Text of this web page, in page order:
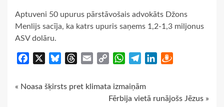
Aptuveni 50 upurus pārstāvošais advokāts Džons
Menlijs sacīja, ka katrs upuris saņems 1,2-1,3 miljonus
ASV dolāru.
Facebook BlueskyThreads
Email
Copy
WhatsApp
TelegramLinkedIn
Continue
« Noasa šķirsts pret klimata izmaiņām
Fērbija vietā runājošs Jēzus »